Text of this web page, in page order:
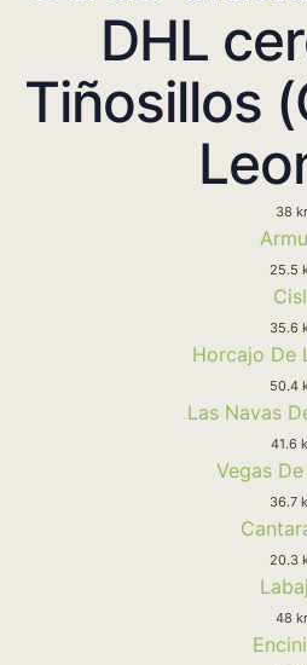
DHL
Tiñosillos
38
25.5
35.6
Horcajo De
50.4
Las Navas
41.6
Vegas
36.7
20.3
48